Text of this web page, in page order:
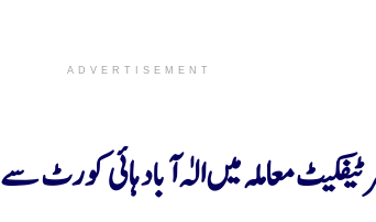
ADVERTISEMENT
معاملہ میں الٰہ آباد ہائی کورٹ سے